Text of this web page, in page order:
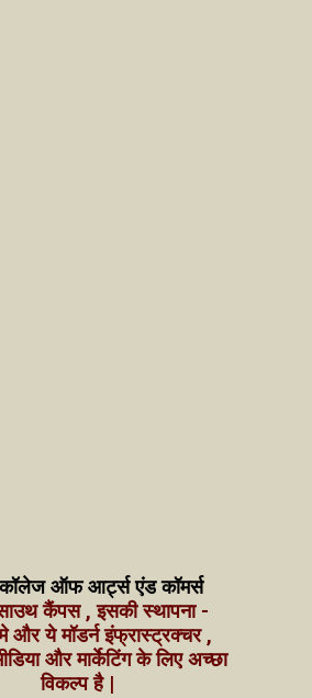
कॉलेज ऑफ आर्ट्स एंड कॉमर्स
कैंपस , इसकी स्थापना -
और ये मॉडर्न इंफ्रास्ट्रक्चर ,
और मार्केटिंग के लिए अच्छा
विकल्प है |